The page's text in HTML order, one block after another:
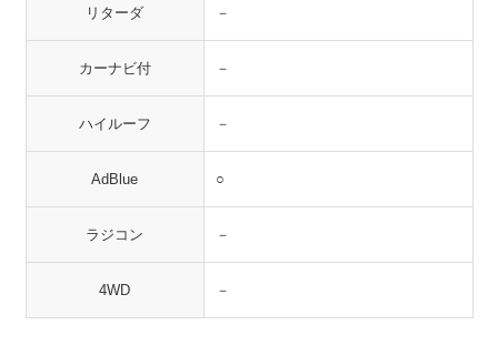
リターダ －
カーナビ付 －
ハイルーフ －
AdBlue ○
ラジコン －
4WD －